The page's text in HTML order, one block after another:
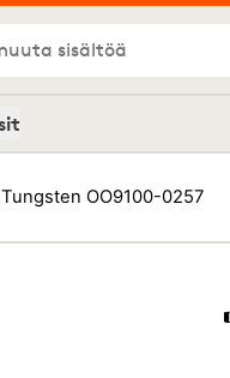
sisältöä
OO9100-0257